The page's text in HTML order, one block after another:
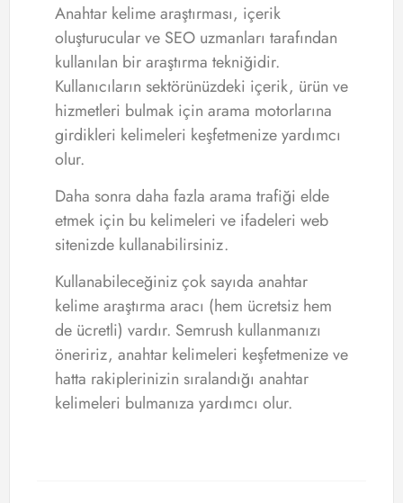
Anahtar kelime araştırması, içerik
oluşturucular ve SEO uzmanları tarafından
kullanılan bir araştırma tekniğidir.
Kullanıcıların sektörünüzdeki içerik, ürün ve
hizmetleri bulmak için arama motorlarına
girdikleri kelimeleri keşfetmenize yardımcı
olur.
Daha sonra daha fazla arama trafiği elde
etmek için bu kelimeleri ve ifadeleri web
sitenizde kullanabilirsiniz.
Kullanabileceğiniz çok sayıda anahtar
kelime araştırma aracı (hem ücretsiz hem
de ücretli) vardır. Semrush kullanmanızı
öneririz, anahtar kelimeleri keşfetmenize ve
hatta rakiplerinizin sıralandığı anahtar
kelimeleri bulmanıza yardımcı olur.